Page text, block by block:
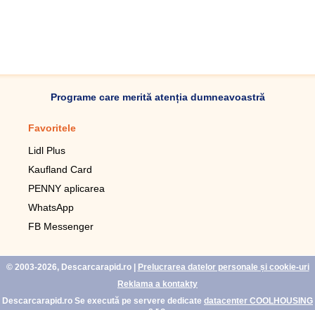
Programe care merită atenția dumneavoastră
Favoritele
Lidl Plus
Kaufland Card
PENNY aplicarea
WhatsApp
FB Messenger
© 2003-2026, Descarcarapid.ro|
Prelucrarea datelor personale și cookie-uri
Reklama a kontakty
Descarcarapid.ro Se execută pe servere dedicate datacenter COOLHOUSING